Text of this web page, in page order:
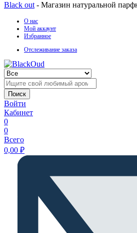
Black out - Магазин натуральной
О нас
Мой аккаунт
Избранное
Отслеживание заказа
Поиск
Войти
Кабинет
0
0
Всего
0,00 ₽